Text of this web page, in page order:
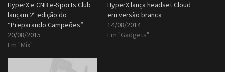
HyperX e CNB e-Sports Club
lançam 2ª edição do
“Preparando Campeões”
20/08/2015
Em "Mix"
HyperX lança headset Cloud
em versão branca
14/08/2014
Em "Gadgets"